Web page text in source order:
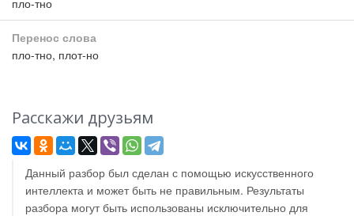
пло-тно
Перенос слова
пло-тно, плот-но
Расскажи друзьям
Данный разбор был сделан с помощью искусственного
интеллекта и может быть не правильным. Результаты
разбора могут быть использованы исключительно для